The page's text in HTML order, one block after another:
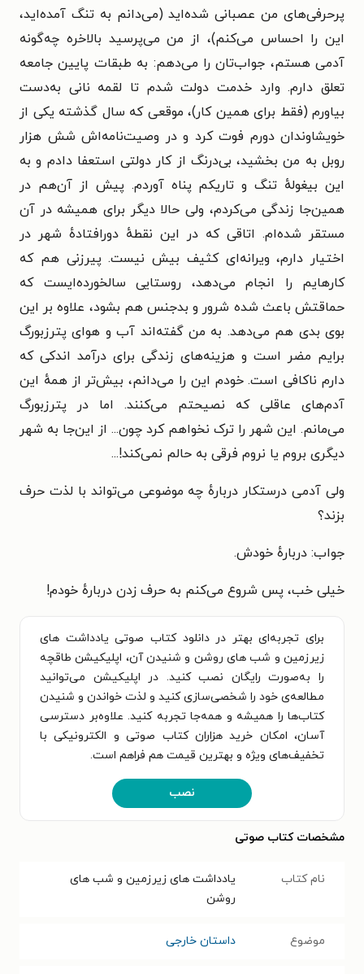
پرحرفی‌های من عصبانی شده‌اید (می‌دانم به تنگ آمده‌اید،
این را احساس می‌کنم)، از من می‌پرسید بالاخره چه‌گونه
آدمی هستم، جواب‌تان را می‌دهم: به طبقات پایین جامعه
تعلق دارم. وارد خدمت دولت شدم تا لقمه نانی به‌دست
بیاورم (فقط برای همین کار)، موقعی که سال گذشته یکی از
خویشاوندان دورم فوت کرد و در وصیت‌نامه‌اش شش هزار
روبل به من بخشید، بی‌درنگ از کار دولتی استعفا دادم و به
این بیغولهٔ تنگ و تاریکم پناه آوردم. پیش از آن‌هم در
همین‌جا زندگی می‌کردم، ولی حالا دیگر برای همیشه در آن
مستقر شده‌ام. اتاقی که در این نقطهٔ دورافتادهٔ شهر در
اختیار دارم، ویرانه‌ای کثیف بیش نیست. پیرزنی هم که
کارهایم را انجام می‌دهد، روستایی سالخورده‌ایست که
حماقتش باعث شده شرور و بدجنس هم بشود، علاوه بر این
بوی بدی هم می‌دهد. به من گفته‌اند آب و هوای پترزبورگ
برایم مضر است و هزینه‌های زندگی برای درآمد اندکی که
دارم ناکافی است. خودم این را می‌دانم، بیش‌تر از همهٔ این
آدم‌های عاقلی که نصیحتم می‌کنند. اما در پترزبورگ
می‌مانم. این شهر را ترک نخواهم کرد چون... از این‌جا به شهر
دیگری بروم یا نروم فرقی به حالم نمی‌کند!...
ولی آدمی درستکار دربارهٔ چه موضوعی می‌تواند با لذت حرف
بزند؟
جواب: دربارهٔ خودش.
خیلی خب، پس شروع می‌کنم به حرف زدن دربارهٔ خودم!
برای تجربه‌ای بهتر در دانلود کتاب صوتی یادداشت های
زیرزمین و شب های روشن و شنیدن آن، اپلیکیشن طاقچه
را به‌صورت رایگان نصب کنید. در اپلیکیشن می‌توانید
مطالعه‌ی خود را شخصی‌سازی کنید و لذت خواندن و شنیدن
کتاب‌ها را همیشه و همه‌جا تجربه کنید. علاوه‌بر دسترسی
آسان، امکان خرید هزاران کتاب صوتی و الکترونیکی با
تخفیف‌های ویژه و بهترین قیمت هم فراهم است.
نصب
مشخصات کتاب صوتی
نام کتاب
یادداشت های زیرزمین و شب های
روشن
موضوع داستان خارجی